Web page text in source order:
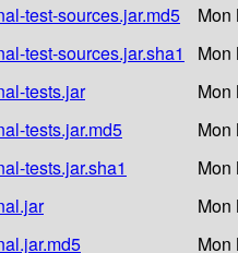
test-sources.jar.md5
Mon
test-sources.jar.sha1
Mon
tests.jar
Mon
tests.jar.md5
Mon
tests.jar.sha1
Mon
Mon
Mon